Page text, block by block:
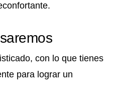
con lo que tienes
para lograr un